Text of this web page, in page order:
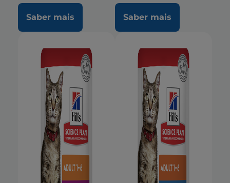
Saber mais Saber mais